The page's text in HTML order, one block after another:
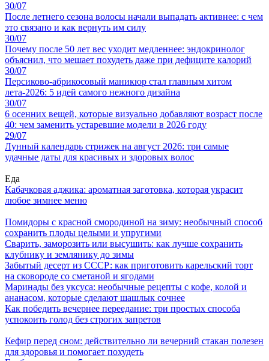
30/07
После летнего сезона волосы начали выпадать активнее: с чем
это связано и как вернуть им силу
30/07
Почему после 50 лет вес уходит медленнее: эндокринолог
объяснил, что мешает похудеть даже при дефиците калорий
30/07
Персиково-абрикосовый маникюр стал главным хитом
лета-2026: 5 идей самого нежного дизайна
30/07
6 осенних вещей, которые визуально добавляют возраст после
40: чем заменить устаревшие модели в 2026 году
29/07
Лунный календарь стрижек на август 2026: три самые
удачные даты для красивых и здоровых волос
Еда
Кабачковая аджика: ароматная заготовка, которая украсит
любое зимнее меню
Помидоры с красной смородиной на зиму: необычный способ
сохранить плоды целыми и упругими
Сварить, заморозить или высушить: как лучше сохранить
клубнику и землянику до зимы
Забытый десерт из СССР: как приготовить карельский торт
на сковороде со сметаной и ягодами
Маринады без уксуса: необычные рецепты с кофе, колой и
ананасом, которые сделают шашлык сочнее
Как победить вечернее переедание: три простых способа
успокоить голод без строгих запретов
Кефир перед сном: действительно ли вечерний стакан полезен
для здоровья и помогает похудеть